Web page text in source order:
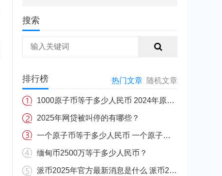
搜索
排行榜 热门文章 随机文章
1000原子币等于多少人民币 2024年原子币最新价格介绍一览
2025年网贷被叫停的有哪些？
一个原子币等于多少人民币 一个原子币价格介绍
缅甸币2500万等于多少人民币？
派币2025年官方最新消息是什么 派币2025年官方最新消息真实分享